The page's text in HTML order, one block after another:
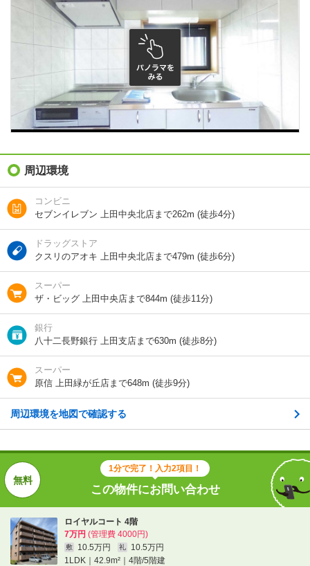
1LDK /
種別 / 構造 鉄筋コン
築年 / 築年月 2004年1月
4階/5階建
総戸数 20戸
向き
地図を見る
交通
北陸新幹線/上田駅 歩17分
この物件にお問い合わせ
ロイヤルコート 4階
7万円 (管理費 4000円)
敷 10.5万円 礼
空室状況を問い合わせ
詳細について
問い合わせ
間取り・設備を
問い合わせ
不動産会社に相談したい
周辺環境
コンビニ
セブンイレブン 上田中央北店まで262m (徒歩4分)
ドラッグストア
クスリのアオキ 上田中央北店まで479m (徒歩6分)
スーパー
ザ・ビッグ 上田中央店まで844m (徒歩11分)
銀行
八十二長野銀行 上田支店まで630m (徒歩8分)
スーパー
原信 上田緑が丘店まで648m (徒歩9分)
周辺環境を地図で確認する
1分で完了！入力2項目！
この物件にお問い合わせ
ロイヤルコート 4階
7万円 (管理費 4000円)
敷 10.5万円 礼
10.5万円
1LDK｜42.9m²｜4階/5階建